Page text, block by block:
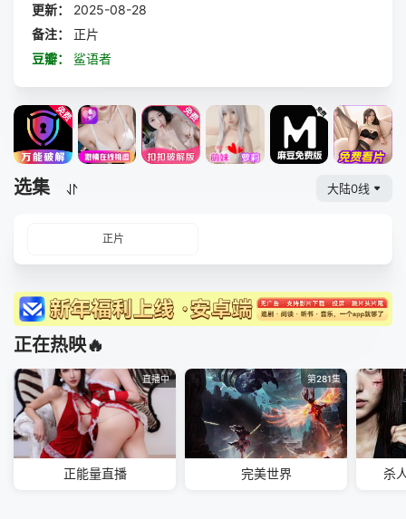
更新：
2025-08-28
备注：
正片
豆瓣：
鲨语者
选集 大陆0线
正片
正在热映🔥
直播中
正能量直播
第281集
完美世界 杀